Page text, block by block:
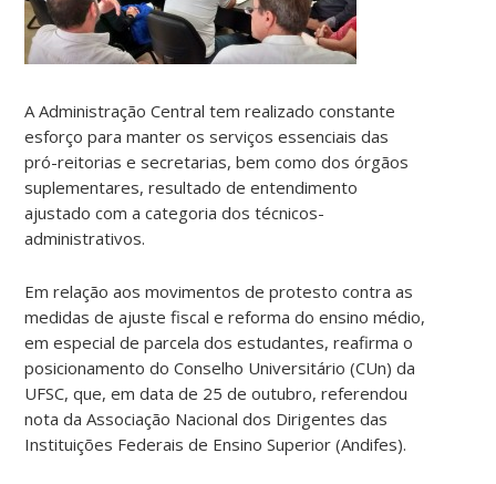
A Administração Central tem realizado constante
esforço para manter os serviços essenciais das
pró-reitorias e secretarias, bem como dos órgãos
suplementares, resultado de entendimento
ajustado com a categoria dos técnicos-
administrativos.
Em relação aos movimentos de protesto contra as
medidas de ajuste fiscal e reforma do ensino médio,
em especial de parcela dos estudantes, reafirma o
posicionamento do Conselho Universitário (CUn) da
UFSC, que, em data de 25 de outubro, referendou
nota da Associação Nacional dos Dirigentes das
Instituições Federais de Ensino Superior (Andifes).